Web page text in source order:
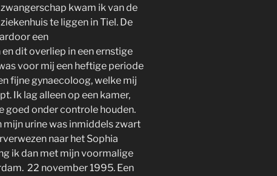
kwam ik van de
te liggen in Tiel. De
een
dit overliep in een ernstige
voor mij een heftige periode
fijne gynaecoloog, welke mij
Ik lag alleen op een kamer,
goed onder controle houden.
mijn urine was inmiddels zwart
naar het Sophia
ik dan met mijn voormalige
22 november 1995. Een